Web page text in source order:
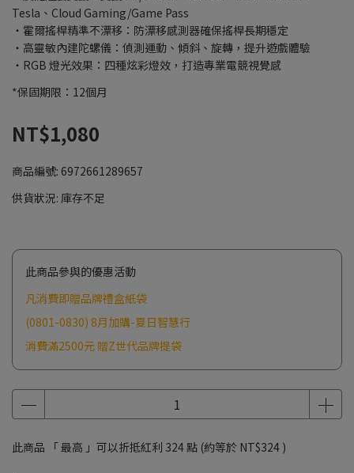
Tesla、Cloud Gaming/Game Pass
・霍爾搖桿精準不漂移：防漂移感測器確保搖桿長期穩定
・高靈敏內建陀螺儀：偵測運動、傾斜、旋轉，提升遊戲體驗
・RGB 燈光效果：四種炫彩燈效，打造專業電競視覺感
*保固期限：12個月
NT$1,080
商品編號: 6972661289657
供貨狀況: 庫存不足
此商品參與的優惠活動
凡消費即贈品牌禮盒紙袋
(0801-0830) 8月加購-夏日智慧行
消費滿2500元 贈Z世代品牌提袋
此商品 「 最高 」可以折抵紅利 324點 (約等於 NT$324 )